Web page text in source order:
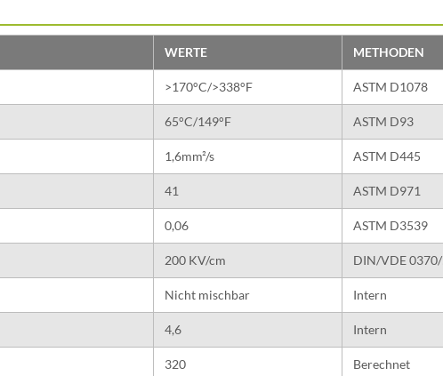
WERTE METHODEN
>170°C/>338°F ASTM D1078
65°C/149°F ASTM D93
1,6mm²/s ASTM D445
41 ASTM D971
0,06 ASTM D3539
200 KV/cm DIN/VDE
Nicht mischbar Intern
4,6 Intern
320 Berechnet